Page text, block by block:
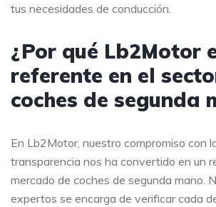
tus necesidades de conducción.
¿Por qué Lb2Motor
referente en el
coches de segunda
En Lb2Motor, nuestro compromiso con
transparencia nos ha convertido en un
mercado de coches de segunda mano.
expertos se encarga de verificar cada